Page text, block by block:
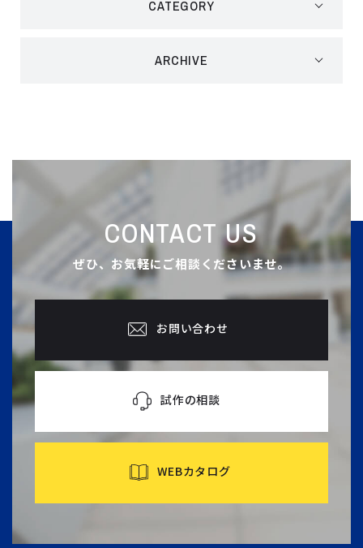
CATEGORY
ARCHIVE
CONTACT US
ぜひ、お気軽にご相談くださいませ。
お問い合わせ
試作の相談
WEBカタログ